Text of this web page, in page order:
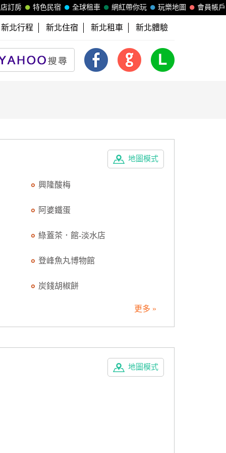
會員帳戶
玩樂地圖
網紅帶你玩
全球租車
特色民宿
訂房
新北行程 新北住宿 新北租車 新北體驗
地圖模式
興隆酸梅
阿婆鐵蛋
綠蓋茶．館-淡水店
登峰魚丸博物館
炭錢胡椒餅
更多 »
地圖模式